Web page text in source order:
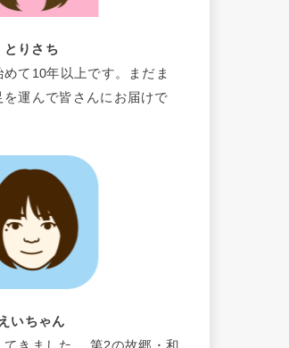
とりさち
て10年以上です。まだま
運んで皆さんにお届けで
えいちゃん
きました。 第2の故郷・和